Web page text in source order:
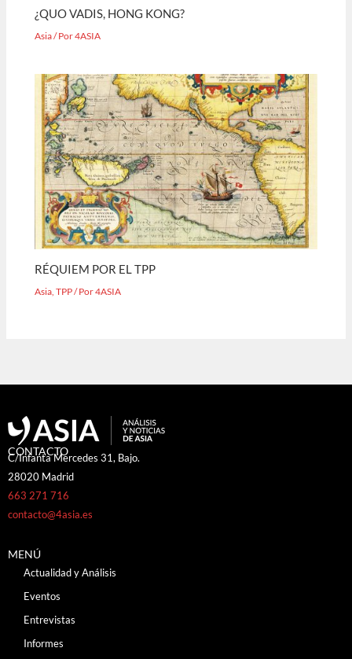
¿QUO VADIS, HONG KONG?
Asia/ Por4ASIA
RÉQUIEM POR EL TPP
Asia ,TPP/ Por4ASIA
CONTACTO
C/Infanta Mercedes 31, Bajo.
28020 Madrid
663 271 716
contacto@4asia.es
MENÚ
Actualidad y Análisis
Eventos
Entrevistas
Informes